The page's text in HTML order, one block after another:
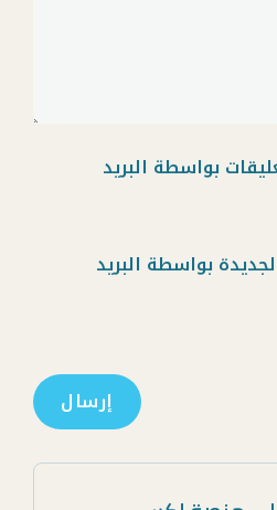
بواسطة البريد
بواسطة البريد